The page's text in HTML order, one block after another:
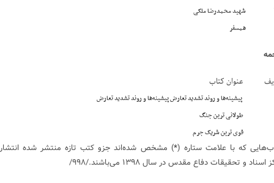
شهید محمدرضا ملکی
همسفر
عنوان کتاب
پیشینه‌ها و روند تشدید تعارض پیشینه‌ها و روند تشدید تعارض
طولانی ترین جنگ
قوی ترین شریک جرم
که با علامت ستاره (*) مشخص شده‌اند جزو کتب تازه منتشر شده
اسناد و تحقیقات دفاع مقدس در سال ۱۳۹۸ می‌باشند./۹۹۸/